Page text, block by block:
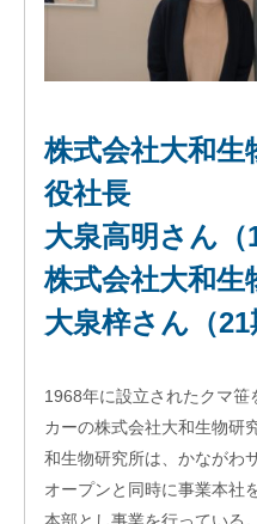
概
ネッ
ト
ワー
ク
株式
会社
ケイ
エス
ピー
流
活
動
株式会社大和生
役社長
大泉高明さん（1
株式会社大和生
大泉梓さん（21
1968年に設立されたクマ
カーの株式会社大和生物研
和生物研究所は、かながわ
オープンと同時に事業本社